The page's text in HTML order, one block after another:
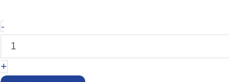
-LINTERNA
LED
20W
RECARGABLE
CON
+